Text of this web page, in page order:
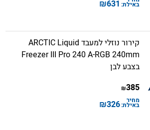
באילת: 631
₪
קירור נוזלי למעבד ARCTIC Liquid
Freezer III Pro 240 A-RGB 240mm
בצבע לבן
385
₪
מחיר
באילת:326
₪